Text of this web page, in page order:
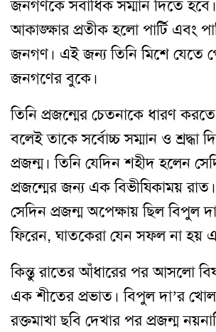
জনগণকে সর্বাধিক সম্মান দিতে
আকাঙ্ক্ষার প্রতীক হলো পার্টি এবং
জনগণ। এই জন্য তিনি মিশে যেতে
জনগণের বুকে।
তিনি প্রজন্মের চেতনাকে ধারণ
বলেই তাকে সর্বোচ্চ সম্মান ও শ্রদ্ধা
প্রজন্ম। তিনি যেদিন শহীদ হলেন
প্রজন্মের জন্য এক বিভীষিকাময়
সেদিন প্রজন্ম অপেক্ষায় ছিল বিপুল
ফিরেন, ঘাতকেরা যেন সফল না হয়
কিন্তু রাতের আঁধারের পর আসলো
এক শীতের প্রভাত। বিপুল দা’র
রক্তমাখা ছবি দেখার পর প্রজন্ম